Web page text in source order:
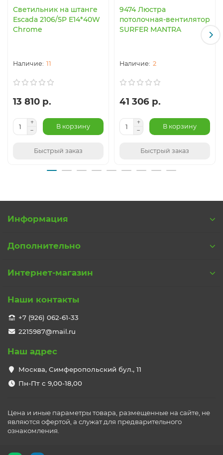
Светильник на штанге
Escada 2106/5P E14*40W
Chrome
11
13 810 р.
В корзину
Быстрый заказ
9474 Люстра
потолочная-вентилятор
SURFER MANTRA
2
41 306 р.
В корзину
Быстрый заказ
Информация
Дополнительно
Интернет-магазин
Наши контакты
+7 (926) 062-61-33
2215987@mail.ru
Наш адрес
Москва, Симферопольский бул., 11
Пн-Пт с 9,00-18,00
Цена и иные параметры товара, размещенные на сайте, не
являются офертой, а служат для предварительного
ознакомления.